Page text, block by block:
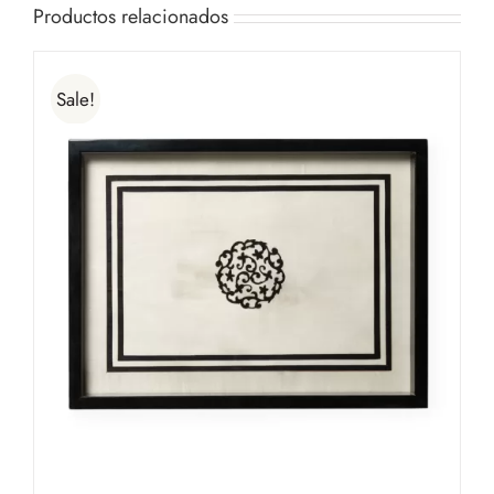
Productos relacionados
Sale!